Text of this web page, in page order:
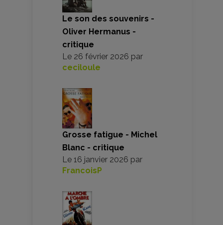
Le son des souvenirs -
Oliver Hermanus -
critique
Le 26 février 2026 par
ceciloule
Grosse fatigue - Michel
Blanc - critique
Le 16 janvier 2026 par
FrancoisP